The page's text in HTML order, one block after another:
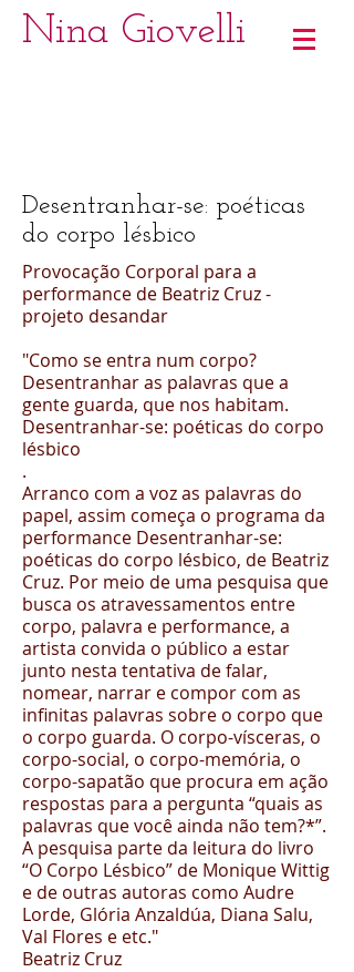
Nina Giovelli
Desentranhar-se: poéticas
do corpo lésbico
Provocação Corporal para a
performance de Beatriz Cruz -
projeto desandar
"Como se entra num corpo?
Desentranhar as palavras que a
gente guarda, que nos habitam.
Desentranhar-se: poéticas do corpo
lésbico
.
Arranco com a voz as palavras do
papel, assim começa o programa da
performance Desentranhar-se:
poéticas do corpo lésbico, de Beatriz
Cruz. Por meio de uma pesquisa que
busca os atravessamentos entre
corpo, palavra e performance, a
artista convida o público a estar
junto nesta tentativa de falar,
nomear, narrar e compor com as
infinitas palavras sobre o corpo que
o corpo guarda. O corpo-vísceras, o
corpo-social, o corpo-memória, o
corpo-sapatão que procura em ação
respostas para a pergunta “quais as
palavras que você ainda não tem?*”.
A pesquisa parte da leitura do livro
“O Corpo Lésbico” de Monique Wittig
e de outras autoras como Audre
Lorde, Glória Anzaldúa, Diana Salu,
Val Flores e etc."
Beatriz Cruz